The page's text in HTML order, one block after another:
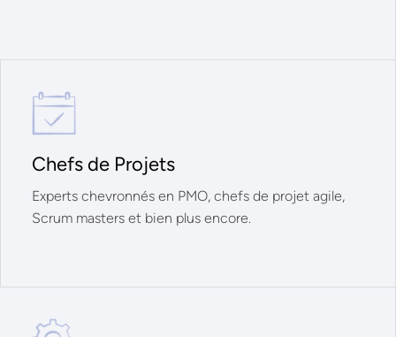
Chefs de Projets
Experts chevronnés en PMO, chefs de projet agile,
Scrum masters et bien plus encore.